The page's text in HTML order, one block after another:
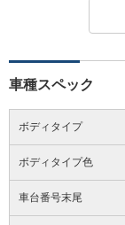
車種スペック
ボディタイプ
ボディタイプ色
車台番号末尾